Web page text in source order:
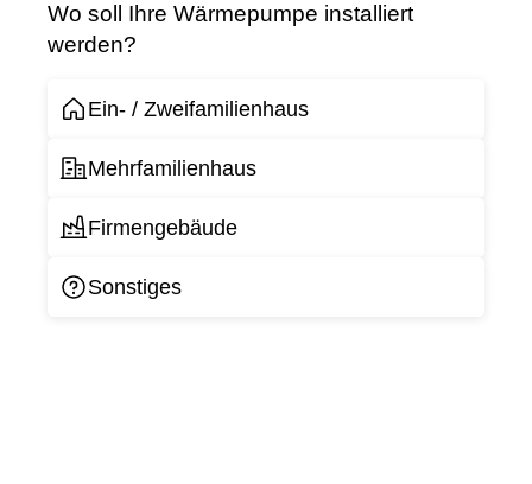
Wo soll Ihre Wärmepumpe installiert
werden?
Ein- / Zweifamilienhaus
Mehrfamilienhaus
Firmengebäude
Sonstiges